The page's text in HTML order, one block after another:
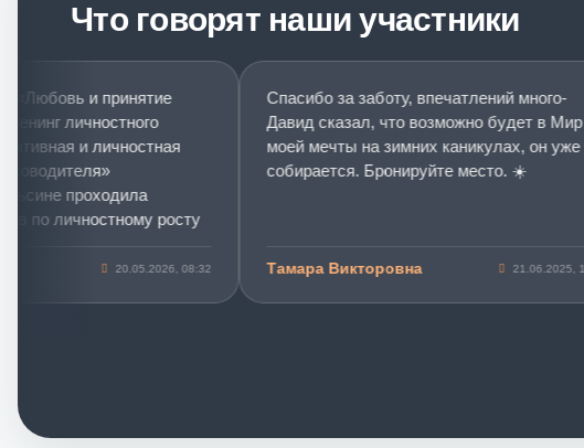
Что говорят наши участники
и принятие
личностного
и личностная
проходила
по личностному росту
и принятие себя»
о «розовых
Тренинг помог
20.05.2026, 08:32
Спасибо за заботу, впечатлений много-
Давид сказал, что возможно будет в Мир
моей мечты на зимних каникулах, он уже
собирается. Бронируйте место. ☀️
Тамара Викторовна 21.06.2025, 12:30